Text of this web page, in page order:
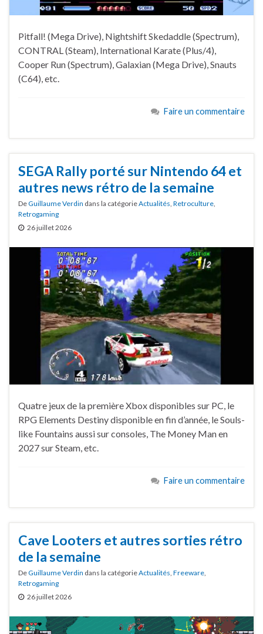
Pitfall! (Mega Drive), Nightshift Skedaddle (Spectrum),
CONTRAL (Steam), International Karate (Plus/4),
Cooper Run (Spectrum), Galaxian (Mega Drive), Snauts
(C64), etc.
Faire un commentaire
SEGA Rally porté sur Nintendo 64 et
autres news rétro de la semaine
DeGuillaume Verdin dans la catégorieActualités Retroculture
Retrogaming
26 juillet 2026
Quatre jeux de la première Xbox disponibles sur PC, le
RPG Elements Destiny disponible en fin d’année, le Souls-
like Fountains aussi sur consoles, The Money Man en
2027 sur Steam, etc.
Faire un commentaire
Cave Looters et autres sorties rétro
de la semaine
DeGuillaume Verdin dans la catégorieActualités Freeware
Retrogaming
26 juillet 2026